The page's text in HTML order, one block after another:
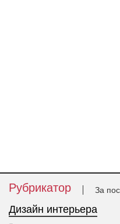
Рубрикатор За
Дизайн интерьера